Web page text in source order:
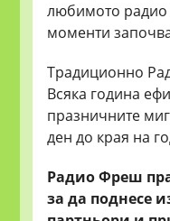
любимото радио
моменти
Традиционно
Всяка година
празничните
ден до края на
Радио Фреш
за да поднесе